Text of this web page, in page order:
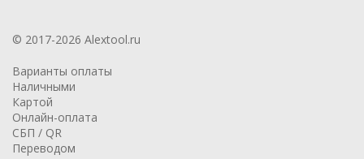
© 2017-2026 Alextool.ru
Варианты оплаты
Наличными
Картой
Онлайн-оплата
СБП / QR
Переводом